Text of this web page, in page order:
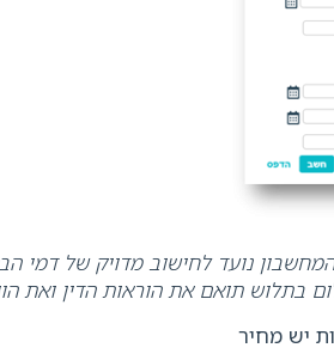
המחשבון נועד לחישוב מדויק של דמי
בתלוש תואם את הוראות הדין ואת
יש מחיר